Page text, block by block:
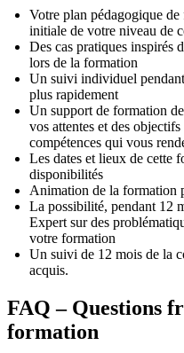
Votre plan pédagogique
initiale de votre niveau de
Des cas pratiques inspirés
lors de la formation
Un suivi individuel
plus rapidement
Un support de formation
vos attentes et des
compétences qui vous
Les dates et lieux de cette
disponibilités
Animation de la formation
La possibilité, pendant 12
Expert sur des
votre formation
Un suivi de 12 mois de la
acquis.
FAQ – Questions
formation